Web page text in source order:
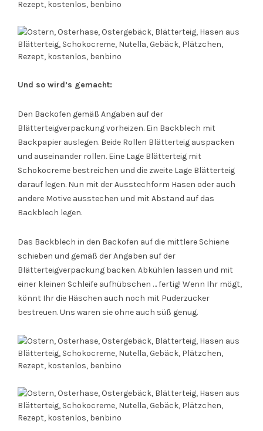
Und so wird’s gemacht:
Den Backofen gemäß Angaben auf der
Blätterteigverpackung vorheizen. Ein Backblech mit
Backpapier auslegen. Beide Rollen Blätterteig auspacken
und auseinander rollen. Eine Lage Blätterteig mit
Schokocreme bestreichen und die zweite Lage Blätterteig
darauf legen. Nun mit der Ausstechform Hasen oder auch
andere Motive ausstechen und mit Abstand auf das
Backblech legen.
Das Backblech in den Backofen auf die mittlere Schiene
schieben und gemäß der Angaben auf der
Blätterteigverpackung backen. Abkühlen lassen und mit
einer kleinen Schleife aufhübschen … fertig! Wenn Ihr mögt,
könnt Ihr die Häschen auch noch mit Puderzucker
bestreuen. Uns waren sie ohne auch süß genug.